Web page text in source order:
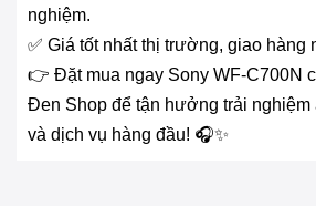
nghiệm.
✅ Giá tốt nhất thị trường, giao hàng
👉 Đặt mua ngay Sony WF-C700N
Đen Shop để tận hưởng trải nghiệm
và dịch vụ hàng đầu! 🎧✨